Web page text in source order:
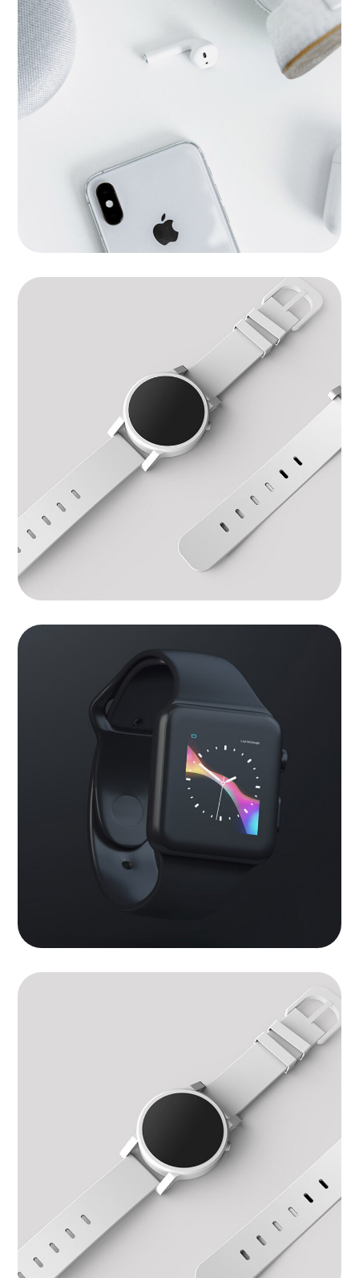
Watch Software
BRANDING | SOFTWARE
Watch apps
APPS LANDINGS
Watch Software
BRANDING SOFTWARE